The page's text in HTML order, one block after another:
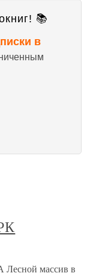
📚
в
массив в